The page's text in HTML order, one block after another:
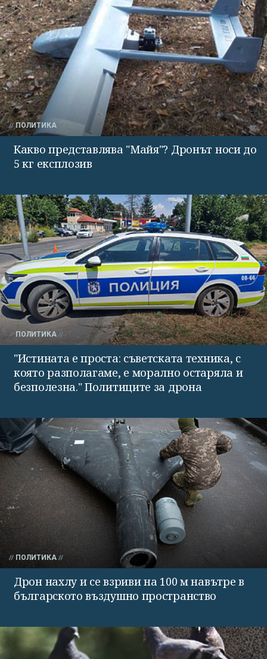
ПОЛИТИКА
Какво представлява "Майя"? Дронът носи до
5 кг експлозив
ПОЛИТИКА
"Истината е проста: съветската техника, с
която разполагаме, е морално остаряла и
безполезна." Политиците за дрона
ПОЛИТИКА
Дрон нахлу и се взриви на 100 м навътре в
българското въздушно пространство